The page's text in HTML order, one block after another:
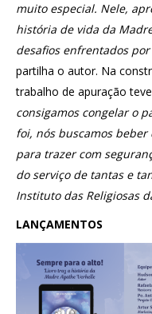
muito especial. Nele,
história de vida da
desafios enfrentados
partilha o autor. Na
trabalho de apuração
consigamos congelar o
foi, nós buscamos
para trazer com
do serviço de tantas e
Instituto das Religiosas
LANÇAMENTOS